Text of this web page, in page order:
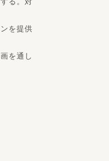
を提供
を通し